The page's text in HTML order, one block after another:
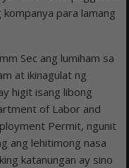
para lamang
Sec ang lumiham sa
at ikinagulat ng
higit isang libong
of Labor and
Permit, ngunit
ang lehitimong nasa
katanungan ay sino